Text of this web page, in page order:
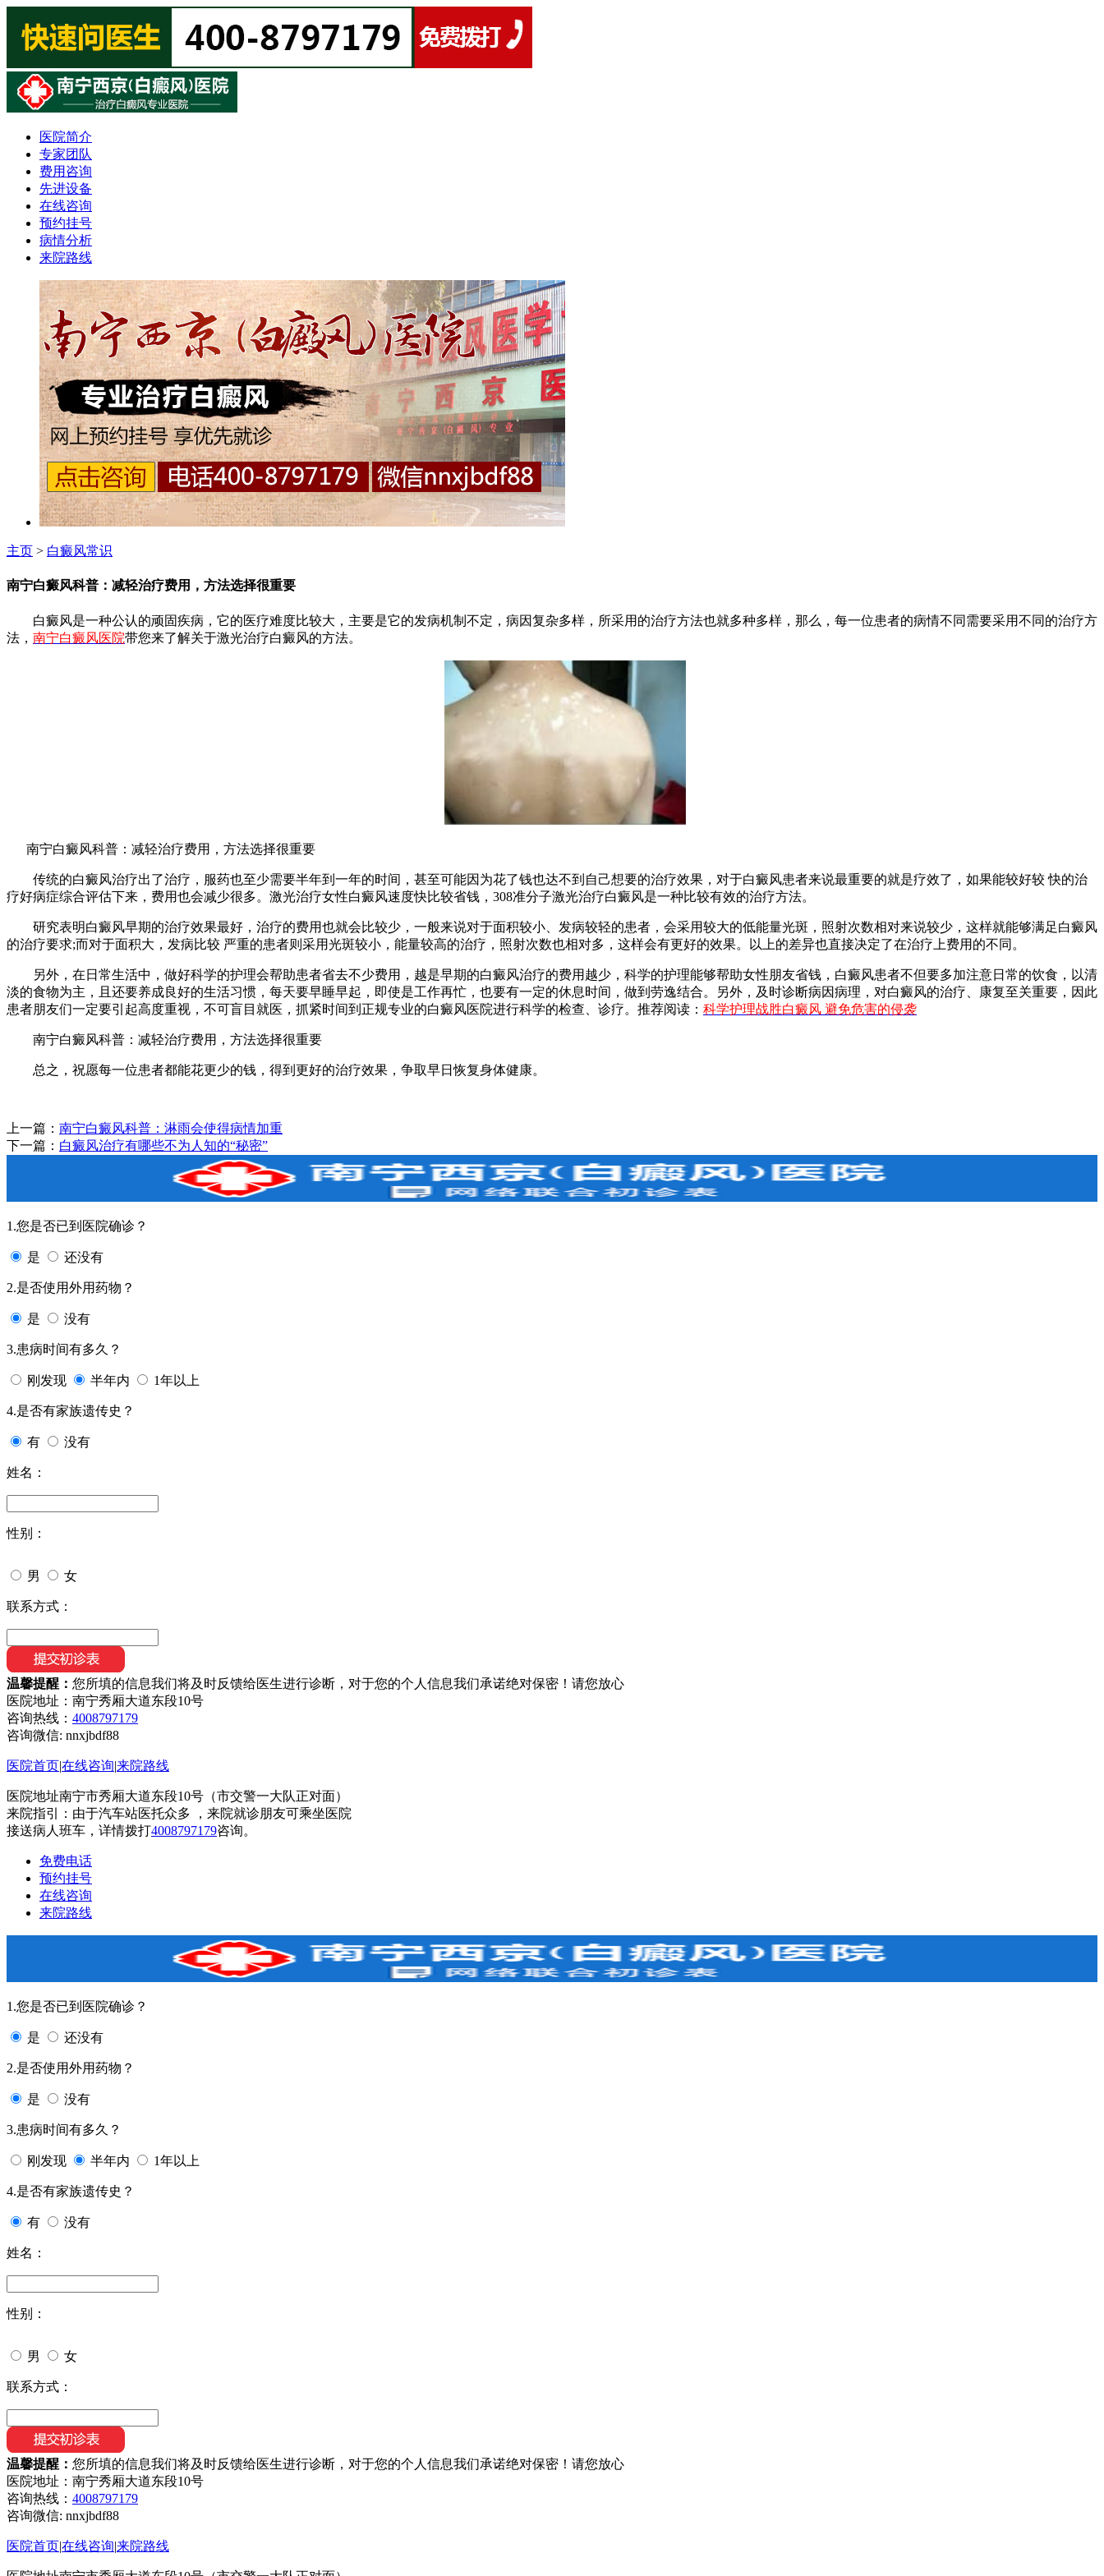
医院简介
专家团队
费用咨询
先进设备
在线咨询
预约挂号
病情分析
来院路线
主页 > 白癜风常识
南宁白癜风科普：减轻治疗费用，方法选择很重要
白癜风是一种公认的顽固疾病，它的医疗难度比较大，主要是它的发病机制不定，病因复杂多样，所采用的治疗方法也就多种多样，那么，每一位患者的病情不同需要采用不同的治疗方
法， 南宁白癜风医院带您来了解关于激光治疗白癜风的方法。
南宁白癜风科普：减轻治疗费用，方法选择很重要
传统的白癜风治疗出了治疗，服药也至少需要半年到一年的时间，甚至可能因为花了钱也达不到自己想要的治疗效果，对于白癜风患者来说最重要的就是疗效了，如果能较好较 快的治
疗好病症综合评估下来，费用也会减少很多。激光治疗女性白癜风速度快比较省钱，308准分子激光治疗白癜风是一种比较有效的治疗方法。
研究表明白癜风早期的治疗效果最好，治疗的费用也就会比较少，一般来说对于面积较小、发病较轻的患者，会采用较大的低能量光斑，照射次数相对来说较少，这样就能够满足白癜风
的治疗要求;而对于面积大，发病比较 严重的患者则采用光斑较小，能量较高的治疗，照射次数也相对多，这样会有更好的效果。以上的差异也直接决定了在治疗上费用的不同。
另外，在日常生活中，做好科学的护理会帮助患者省去不少费用，越是早期的白癜风治疗的费用越少，科学的护理能够帮助女性朋友省钱，白癜风患者不但要多加注意日常的饮食，以清
淡的食物为主，且还要养成良好的生活习惯，每天要早睡早起，即使是工作再忙，也要有一定的休息时间，做到劳逸结合。另外，及时诊断病因病理，对白癜风的治疗、康复至关重要，因此
患者朋友们一定要引起高度重视，不可盲目就医，抓紧时间到正规专业的白癜风医院进行科学的检查、诊疗。推荐阅读： 科学护理战胜白癜风 避免危害的侵袭
南宁白癜风科普：减轻治疗费用，方法选择很重要
总之，祝愿每一位患者都能花更少的钱，得到更好的治疗效果，争取早日恢复身体健康。
上一篇： 南宁白癜风科普：淋雨会使得病情加重
下一篇： 白癜风治疗有哪些不为人知的“秘密”
1.您是否已到医院确诊？
是 还没有
2.是否使用外用药物？
是 没有
3.患病时间有多久？
刚发现 半年内 1年以上
4.是否有家族遗传史？
有 没有
姓名：
性别：
男 女
联系方式：
温馨提醒： 您所填的信息我们将及时反馈给医生进行诊断，对于您的个人信息我们承诺绝对保密！请您放心
医院地址：南宁秀厢大道东段10号
咨询热线： 4008797179
咨询微信: nnxjbdf88
医院首页|在线咨询|来院路线
医院地址南宁市秀厢大道东段10号（市交警一大队正对面）
来院指引：由于汽车站医托众多 ，来院就诊朋友可乘坐医院
接送病人班车，详情拨打4008797179咨询。
免费电话
预约挂号
在线咨询
来院路线
1.您是否已到医院确诊？
是 还没有
2.是否使用外用药物？
是 没有
3.患病时间有多久？
刚发现 半年内 1年以上
4.是否有家族遗传史？
有 没有
姓名：
性别：
男 女
联系方式：
温馨提醒： 您所填的信息我们将及时反馈给医生进行诊断，对于您的个人信息我们承诺绝对保密！请您放心
医院地址：南宁秀厢大道东段10号
咨询热线： 4008797179
咨询微信: nnxjbdf88
医院首页|在线咨询|来院路线